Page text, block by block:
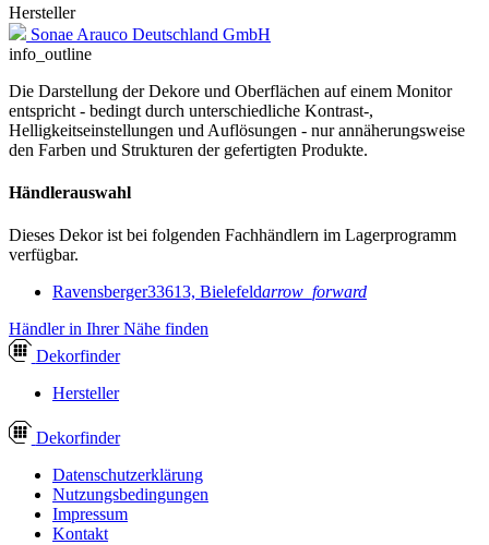
Hersteller
Sonae Arauco Deutschland GmbH
info_outline
Die Darstellung der Dekore und Oberflächen auf einem Monitor
entspricht - bedingt durch unterschiedliche Kontrast-,
Helligkeitseinstellungen und Auflösungen - nur annäherungsweise
den Farben und Strukturen der gefertigten Produkte.
Händlerauswahl
Dieses Dekor ist bei folgenden Fachhändlern im Lagerprogramm
verfügbar.
Ravensberger33613, Bielefeldarrow_forward
Händler in Ihrer Nähe finden
Dekorfinder
Hersteller
Dekorfinder
Datenschutzerklärung
Nutzungsbedingungen
Impressum
Kontakt